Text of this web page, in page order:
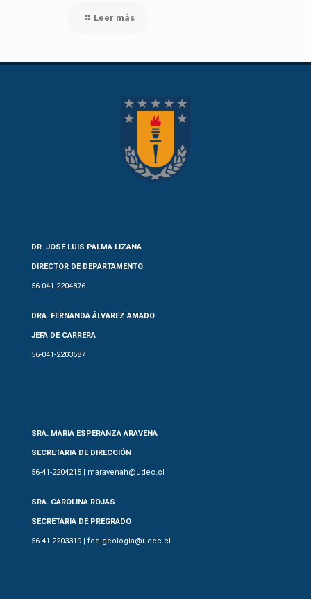
Leer más
DR. JOSÉ LUIS PALMA LIZANA
DIRECTOR DE DEPARTAMENTO
56-041-2204876
DRA. FERNANDA ÁLVAREZ AMADO
JEFA DE CARRERA
56-041-2203587
SRA. MARÍA ESPERANZA ARAVENA
SECRETARIA DE DIRECCIÓN
56-41-2204215 | maravenah@udec.cl
SRA. CAROLINA ROJAS
SECRETARIA DE PREGRADO
56-41-2203319 | fcq-geologia@udec.cl